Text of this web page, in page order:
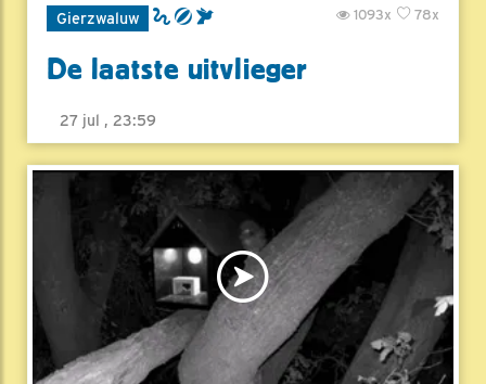
Gierzwaluw 78x
1093x
De laatste uitvlieger
27 jul , 23:59